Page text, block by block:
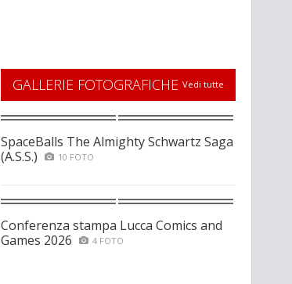
GALLERIE FOTOGRAFICHE Vedi tutte
SpaceBalls The Almighty Schwartz Saga
(A.S.S.)
10 FOTO
Conferenza stampa Lucca Comics and
Games 2026
4 FOTO